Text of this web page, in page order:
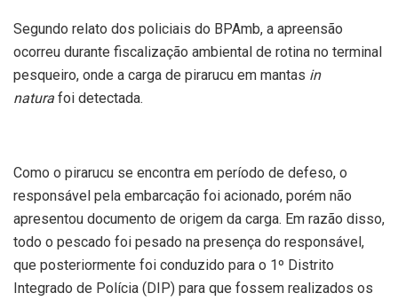
Segundo relato dos policiais do BPAmb, a apreensão
ocorreu durante fiscalização ambiental de rotina no terminal
pesqueiro, onde a carga de pirarucu em mantas in
natura foi detectada.
Como o pirarucu se encontra em período de defeso, o
responsável pela embarcação foi acionado, porém não
apresentou documento de origem da carga. Em razão disso,
todo o pescado foi pesado na presença do responsável,
que posteriormente foi conduzido para o 1º Distrito
Integrado de Polícia (DIP) para que fossem realizados os